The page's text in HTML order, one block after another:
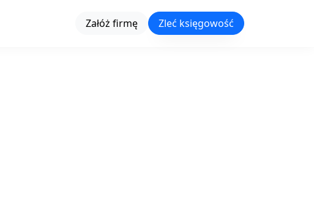
Załóż firmę Zleć księgowość